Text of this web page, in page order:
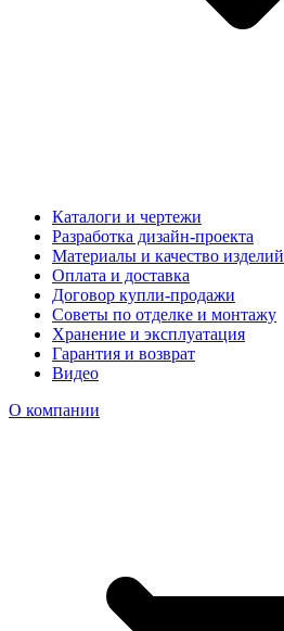
Каталоги и чертежи
Разработка дизайн-проекта
Материалы и качество изделий
Оплата и доставка
Договор купли-продажи
Советы по отделке и монтажу
Хранение и эксплуатация
Гарантия и возврат
Видео
О компании